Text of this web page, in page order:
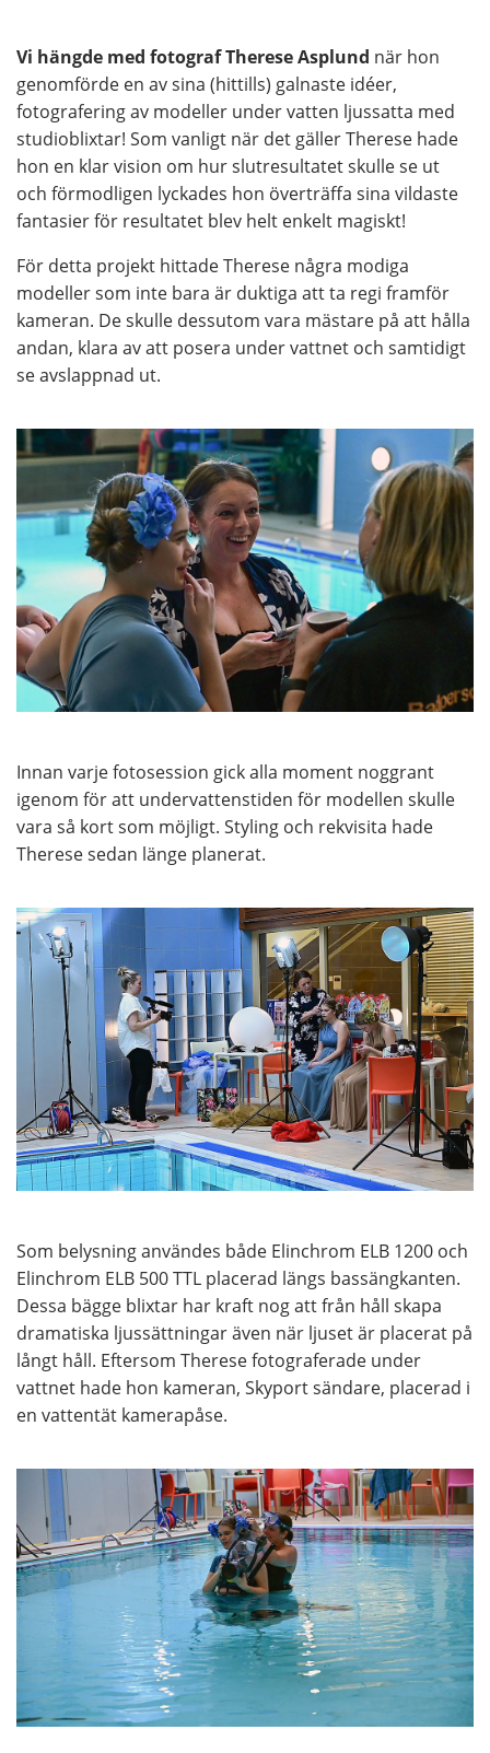
Vi hängde med fotograf Therese Asplund när hon
genomförde en av sina (hittills) galnaste idéer,
fotografering av modeller under vatten ljussatta med
studioblixtar! Som vanligt när det gäller Therese hade
hon en klar vision om hur slutresultatet skulle se ut
och förmodligen lyckades hon överträffa sina vildaste
fantasier för resultatet blev helt enkelt magiskt!
För detta projekt hittade Therese några modiga
modeller som inte bara är duktiga att ta regi framför
kameran. De skulle dessutom vara mästare på att hålla
andan, klara av att posera under vattnet och samtidigt
se avslappnad ut.
Innan varje fotosession gick alla moment noggrant
igenom för att undervattenstiden för modellen skulle
vara så kort som möjligt. Styling och rekvisita hade
Therese sedan länge planerat.
Som belysning användes både Elinchrom ELB 1200 och
Elinchrom ELB 500 TTL placerad längs bassängkanten.
Dessa bägge blixtar har kraft nog att från håll skapa
dramatiska ljussättningar även när ljuset är placerat på
långt håll. Eftersom Therese fotograferade under
vattnet hade hon kameran, Skyport sändare, placerad i
en vattentät kamerapåse.